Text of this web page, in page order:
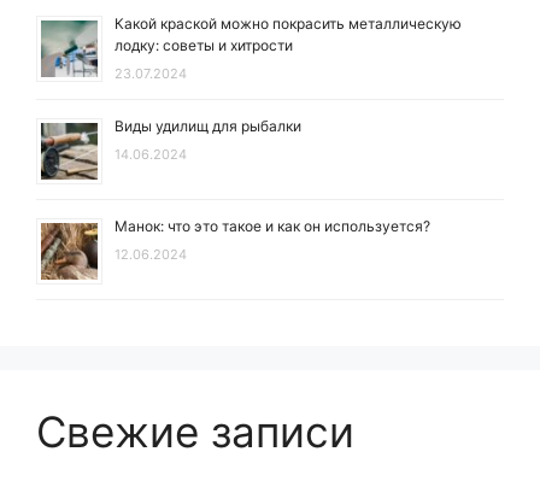
Какой краской можно покрасить металлическую
лодку: советы и хитрости
23.07.2024
Виды удилищ для рыбалки
14.06.2024
Манок: что это такое и как он используется?
12.06.2024
Свежие записи